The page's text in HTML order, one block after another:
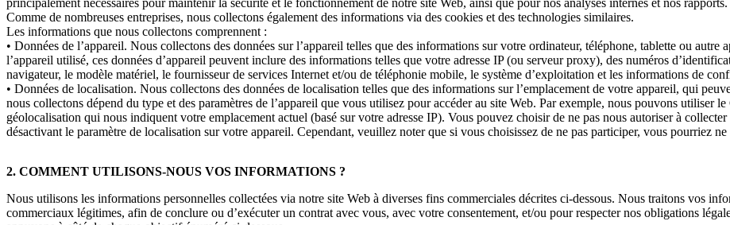
Comme de nombreuses entreprises, nous collectons également des informations via des cookies et des technologies similaires.
Les informations que nous collectons comprennent :
• Données de l’appareil. Nous collectons des données sur l’appareil telles que des informations sur votre ordinateur, téléphone, tablette ou
l’appareil utilisé, ces données d’appareil peuvent inclure des informations telles que votre adresse IP (ou serveur proxy), des numéros
navigateur, le modèle matériel, le fournisseur de services Internet et/ou de téléphonie mobile, le système d’exploitation et les informations de
• Données de localisation. Nous collectons des données de localisation telles que des informations sur l’emplacement de votre appareil, qui
nous collectons dépend du type et des paramètres de l’appareil que vous utilisez pour accéder au site Web. Par exemple, nous pouvons utiliser
géolocalisation qui nous indiquent votre emplacement actuel (basé sur votre adresse IP). Vous pouvez choisir de ne pas nous autoriser à
désactivant le paramètre de localisation sur votre appareil. Cependant, veuillez noter que si vous choisissez de ne pas participer, vous pourriez
2. COMMENT UTILISONS-NOUS VOS INFORMATIONS ?
Nous utilisons les informations personnelles collectées via notre site Web à diverses fins commerciales décrites ci-dessous. Nous traitons vos
commerciaux légitimes, afin de conclure ou d’exécuter un contrat avec vous, avec votre consentement, et/ou pour respecter nos obligations